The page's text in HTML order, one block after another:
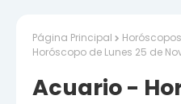
Página Principal
Horóscopo de Lunes 25 de
Acuario -